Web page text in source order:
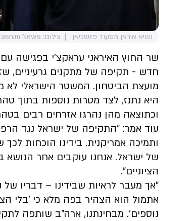
נשיא איראן מסעוד פזשכיאן צילום: Erfan Kouchari / Tasnim News
שר החוץ האיראני עראקצ'י בפגישה
חדש - תקיפה של מתקנים גרעיניים,
מועצת הביטחון. המשטר הישראלי לא
היא נתנז, לצד מטרות נוספות בתוך
וכתוצאה מהן נהרגו אזרחים רבים
עוד אמר: "התקיפה של ישראל נגד
ותמיכה אמריקנית. בידינו הוכחות
של ישראל. אנחנו עוקבים אחר הנושא
הציוניים".
"אך מעבר לראיות שבידינו – דבריו
אתמול הוא הצהיר בפה מלא כי 'בלי
נוספים'. מבחינתנו, ארה"ב שותפה